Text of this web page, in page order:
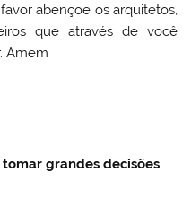
abençoe os arquitetos,
que através de você
Amem
tomar grandes decisões